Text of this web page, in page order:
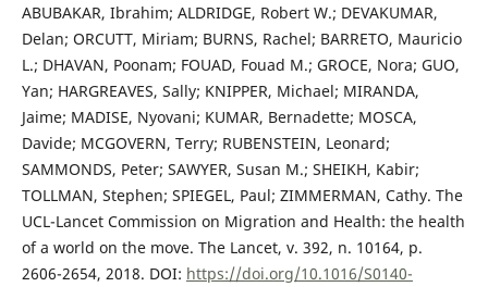
ABUBAKAR, Ibrahim; ALDRIDGE, Robert W.; DEVAKUMAR,
Delan; ORCUTT, Miriam; BURNS, Rachel; BARRETO, Mauricio
L.; DHAVAN, Poonam; FOUAD, Fouad M.; GROCE, Nora; GUO,
Yan; HARGREAVES, Sally; KNIPPER, Michael; MIRANDA,
Jaime; MADISE, Nyovani; KUMAR, Bernadette; MOSCA,
Davide; MCGOVERN, Terry; RUBENSTEIN, Leonard;
SAMMONDS, Peter; SAWYER, Susan M.; SHEIKH, Kabir;
TOLLMAN, Stephen; SPIEGEL, Paul; ZIMMERMAN, Cathy. The
UCL-Lancet Commission on Migration and Health: the health
of a world on the move. The Lancet, v. 392, n. 10164, p.
2606-2654, 2018. DOI: https://doi.org/10.1016/S0140-